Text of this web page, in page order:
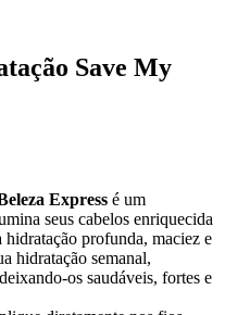
Save My
Express é um
seus cabelos enriquecida
profunda, maciez e
hidratação semanal,
os saudáveis, fortes e